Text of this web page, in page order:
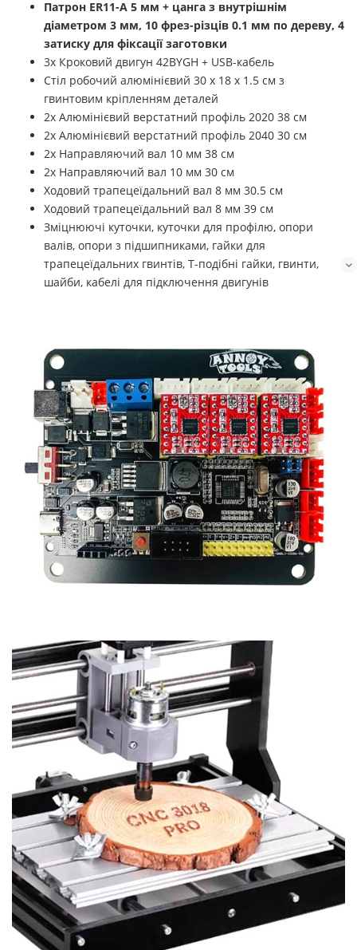
Патрон ER11-А 5 мм + цанга з внутрішнім
діаметром 3 мм, 10 фрез-різців 0.1 мм по дереву, 4
затиску для фіксації заготовки
3x Кроковий двигун 42BYGH + USB-кабель
Стіл робочий алюмінієвий 30 х 18 x 1.5 см з
гвинтовим кріпленням деталей
2x Алюмінієвий верстатний профіль 2020 38 см
2x Алюмінієвий верстатний профіль 2040 30 см
2х Направляючий вал 10 мм 38 см
2х Направляючий вал 10 мм 30 см
Ходовий трапецеїдальний вал 8 мм 30.5 см
Ходовий трапецеїдальний вал 8 мм 39 см
Зміцнюючі куточки, куточки для профілю, опори
валів, опори з підшипниками, гайки для
трапецеїдальних гвинтів, Т-подібні гайки, гвинти,
шайби, кабелі для підключення двигунів